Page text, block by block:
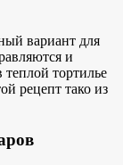
вариант для
и
теплой тортилье
рецепт тако из